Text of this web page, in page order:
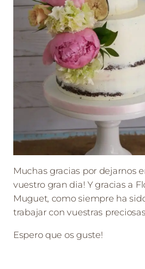
Muchas gracias por dejarnos
vuestro gran dia! Y gracias a
Muguet, como siempre ha
trabajar con vuestras
Espero que os guste!